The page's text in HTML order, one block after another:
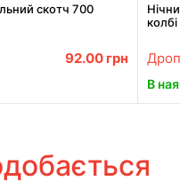
скотч 700
92.00 грн
В